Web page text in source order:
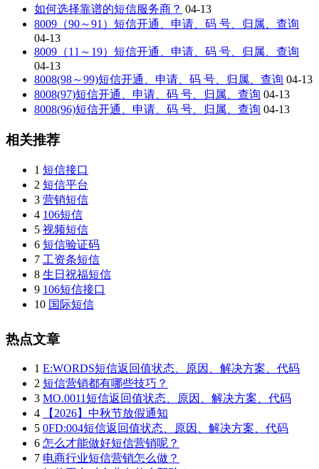
如何选择靠谱的短信服务商？ 04-13
8009（90～91）短信开通、申请、码 号、归属、查询
04-13
8009（11～19）短信开通、申请、码 号、归属、查询
04-13
8008(98～99)短信开通、申请、码 号、归属、查询 04-13
8008(97)短信开通、申请、码 号、归属、查询 04-13
8008(96)短信开通、申请、码 号、归属、查询 04-13
相关推荐
1 短信接口
2 短信平台
3 营销短信
4 106短信
5 视频短信
6 短信验证码
7 工资条短信
8 生日祝福短信
9 106短信接口
10 国际短信
热点文章
1 E:WORDS短信返回值状态、原因、解决方案、代码
2 短信营销都有哪些技巧？
3 MO.0011短信返回值状态、原因、解决方案、代码
4
【2026】中秋节放假通知
5 0FD:004短信返回值状态、原因、解决方案、代码
6 怎么才能做好短信营销呢？
7 电商行业短信营销怎么做？